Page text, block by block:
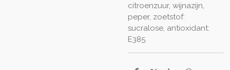
citroenzuur, wijnazijn,
peper, zoetstof:
sucralose, antioxidant:
E385